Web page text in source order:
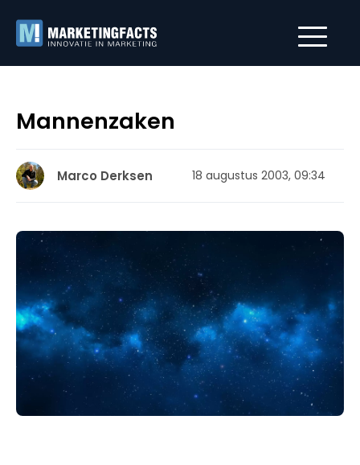
Mannenzaken
Marco Derksen 18 augustus 2003, 09:34